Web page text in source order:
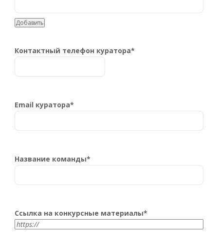
Добавить
Контактный телефон куратора*
Email куратора*
Название команды*
Ссылка на конкурсные материалы*